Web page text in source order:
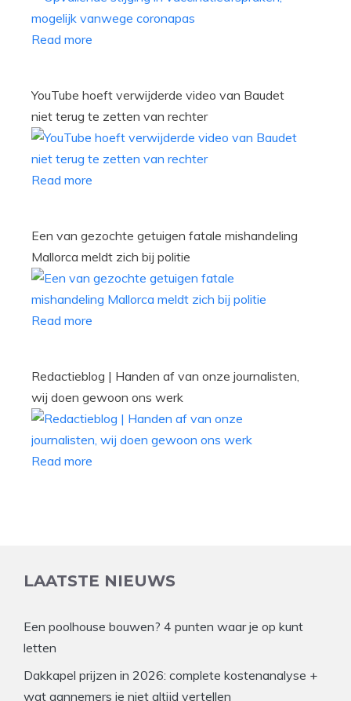
Read more
YouTube hoeft verwijderde video van Baudet
niet terug te zetten van rechter
Read more
Een van gezochte getuigen fatale mishandeling
Mallorca meldt zich bij politie
Read more
Redactieblog | Handen af van onze journalisten,
wij doen gewoon ons werk
Read more
LAATSTE NIEUWS
Een poolhouse bouwen? 4 punten waar je op kunt
letten
Dakkapel prijzen in 2026: complete kostenanalyse +
wat aannemers je niet altijd vertellen